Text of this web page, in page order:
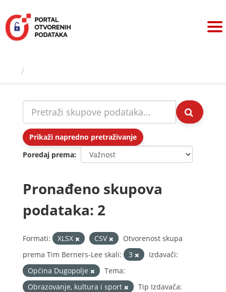
sadržaj
Prikaži napredno pretraživanje
Poredaj prema
Pronađeno skupova
podataka: 2
Formati: XLSX CSV
Otvorenost skupa
prema Tim Berners-Lee skali:
3
Izdavači:
Općina Dugopolje
Tema:
Obrazovanje, kultura i sport
Tip Izdavača: